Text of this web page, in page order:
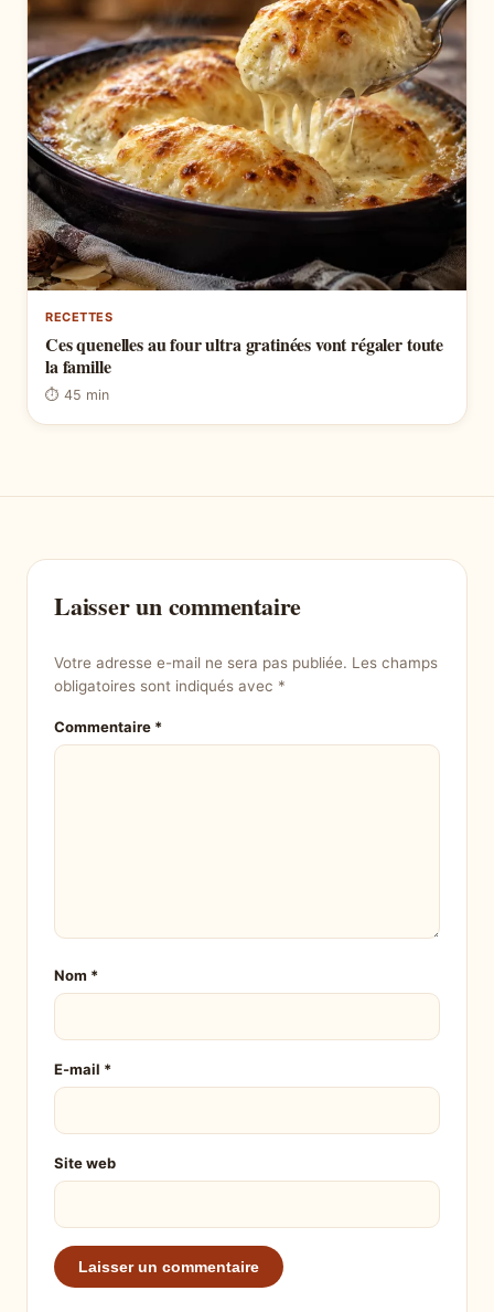
RECETTES
Ces quenelles au four ultra gratinées vont régaler toute
la famille
⏱ 45 min
Laisser un commentaire
Votre adresse e-mail ne sera pas publiée. Les champs
obligatoires sont indiqués avec *
Commentaire *
Nom *
E-mail *
Site web